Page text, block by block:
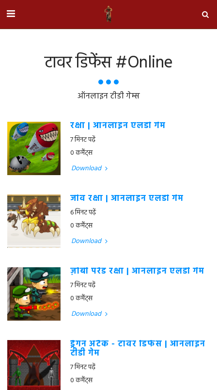
टावर डिफेंस #online
ऑनलाइन टीडी गेम्स
रक्षा | ऑनलाइन एलडी गेम
7 मिनट पढ़ें
0 कमैंट्स
Download
जीव रक्षा | ऑनलाइन एलडी गेम
6 मिनट पढ़ें
0 कमैंट्स
Download
ज़ोंबी परेड रक्षा | ऑनलाइन एलडी गेम
7 मिनट पढ़ें
0 कमैंट्स
Download
ड्रैगन अटैक - टॉवर डिफेंस | ऑनलाइन
टीडी गेम
7 मिनट पढ़ें
0 कमैंट्स